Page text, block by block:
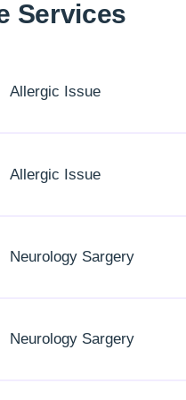
Services
Allergic Issue
Allergic Issue
Neurology Sargery
Neurology Sargery